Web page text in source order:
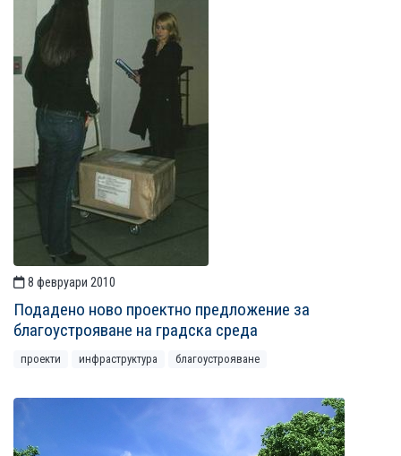
8 февруари 2010
Подадено ново проектно предложение за
благоустрояване на градска среда
проекти инфраструктура благоустрояване